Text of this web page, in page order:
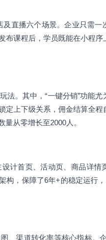
直播六个场景。企业只需一
布课程后，学员既能在小程
法。其中，“一键分销”功能
定上下级关系，佣金结算全
从零增长至2000人。
计首页、活动页、商品详情
构，保障了6年+的稳定运行
、渠道转化率等核心指标。